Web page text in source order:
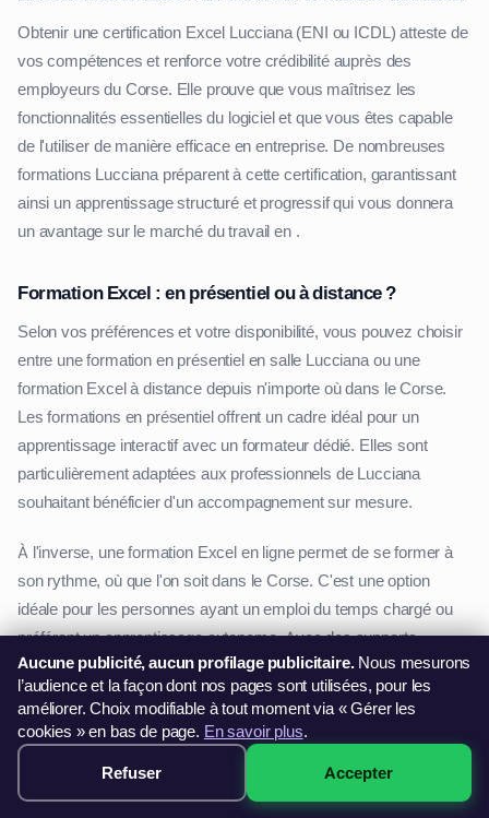
Obtenir une certification Excel Lucciana (ENI ou ICDL) atteste de
vos compétences et renforce votre crédibilité auprès des
employeurs du Corse. Elle prouve que vous maîtrisez les
fonctionnalités essentielles du logiciel et que vous êtes capable
de l'utiliser de manière efficace en entreprise. De nombreuses
formations Lucciana préparent à cette certification, garantissant
ainsi un apprentissage structuré et progressif qui vous donnera
un avantage sur le marché du travail en .
Formation Excel : en présentiel ou à distance ?
Selon vos préférences et votre disponibilité, vous pouvez choisir
entre une formation en présentiel en salle Lucciana ou une
formation Excel à distance depuis n'importe où dans le Corse.
Les formations en présentiel offrent un cadre idéal pour un
apprentissage interactif avec un formateur dédié. Elles sont
particulièrement adaptées aux professionnels de Lucciana
souhaitant bénéficier d'un accompagnement sur mesure.
À l'inverse, une formation Excel en ligne permet de se former à
son rythme, où que l'on soit dans le Corse. C'est une option
idéale pour les personnes ayant un emploi du temps chargé ou
préférant un apprentissage autonome. Avec des supports
pédagogiques variés (vidéos, exercices pratiques, quiz
interactifs), ces formations garantissent une montée en
compétences progressive et efficace.
Se former à Excel : un investissement pour l'avenir
299€ · Voir les sessions →
Aucune publicité, aucun profilage publicitaire.Nous mesurons
l’audience et la façon dont nos pages sont utilisées, pour les
améliorer. Choix modifiable à tout moment via « Gérer les
cookies » en bas de page. En savoir plus.
Refuser Accepter